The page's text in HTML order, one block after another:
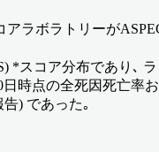
ラボラトリーが
*スコア分布であり
時点の全死因死亡
) であった｡